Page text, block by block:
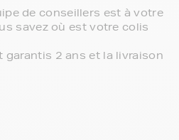
de conseillers est à votre
savez où est votre colis
garantis 2 ans et la livraison